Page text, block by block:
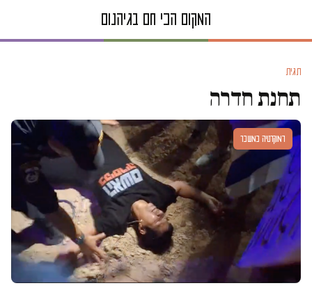
תגית
תחנת חדרה
דמוקרטיה במשבר